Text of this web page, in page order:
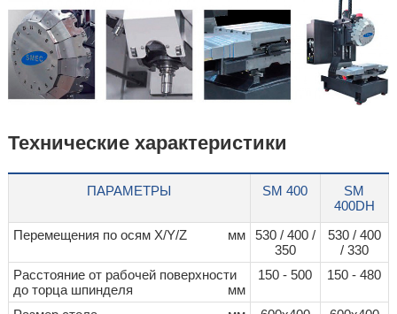
Технические характеристики
ПАРАМЕТРЫ SM 400
SM
400DH
Перемещения по осям X/Y/Z
мм
530 / 400 /
350
530 / 400
/ 330
Расстояние от рабочей поверхности
до торца шпинделя
мм
150 - 500 150 - 480